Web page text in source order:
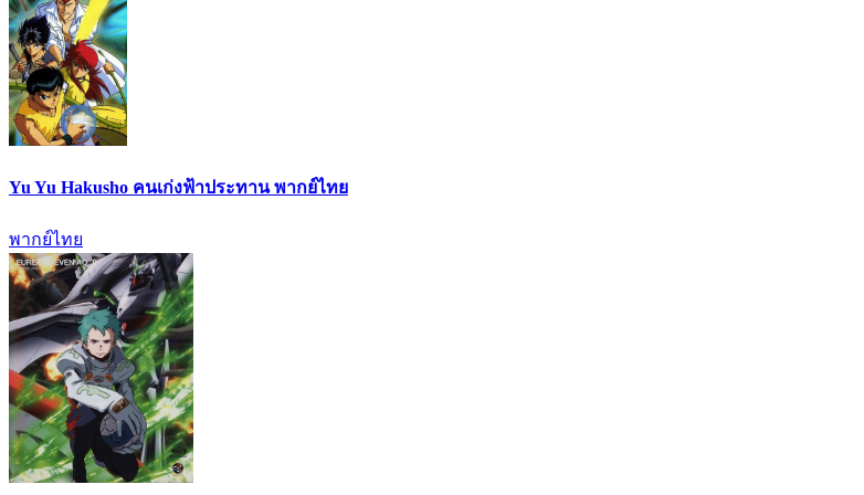
Yu Yu Hakusho คนเก่งฟ้าประทาน พากย์ไทย
พากย์ไทย